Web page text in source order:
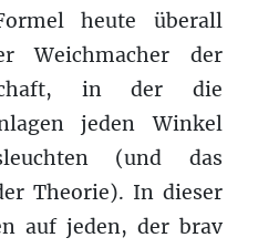
heute überall
Weichmacher der
in der die
jeden Winkel
(und das
Theorie). In dieser
auf jeden, der brav